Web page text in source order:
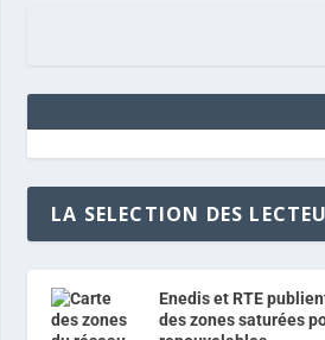
LA SELECTION DES
Enedis et RTE
des zones saturées